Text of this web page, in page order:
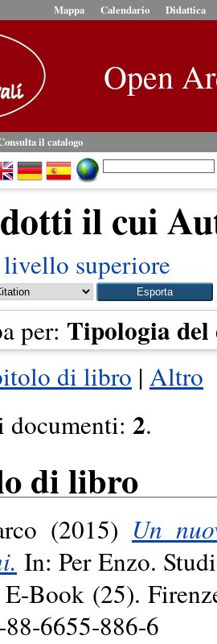
Mappa Calendario Didattica
Open
il catalogo
il cui
superiore
per: Tipologia del
di libro | Altro
documenti: 2.
di libro
(2015) Un
In: Per Enzo.
Book (25).
6655-886-6